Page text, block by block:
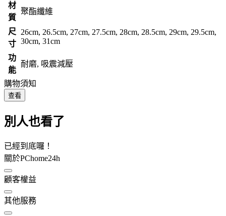
材
質
聚酯纖維
尺
寸
26cm, 26.5cm, 27cm, 27.5cm, 28cm, 28.5cm, 29cm, 29.5cm,
30cm, 31cm
功
能
耐磨, 吸震減壓
購物須知
查看
別人也看了
已經到底囉！
關於PChome24h
顧客權益
其他服務